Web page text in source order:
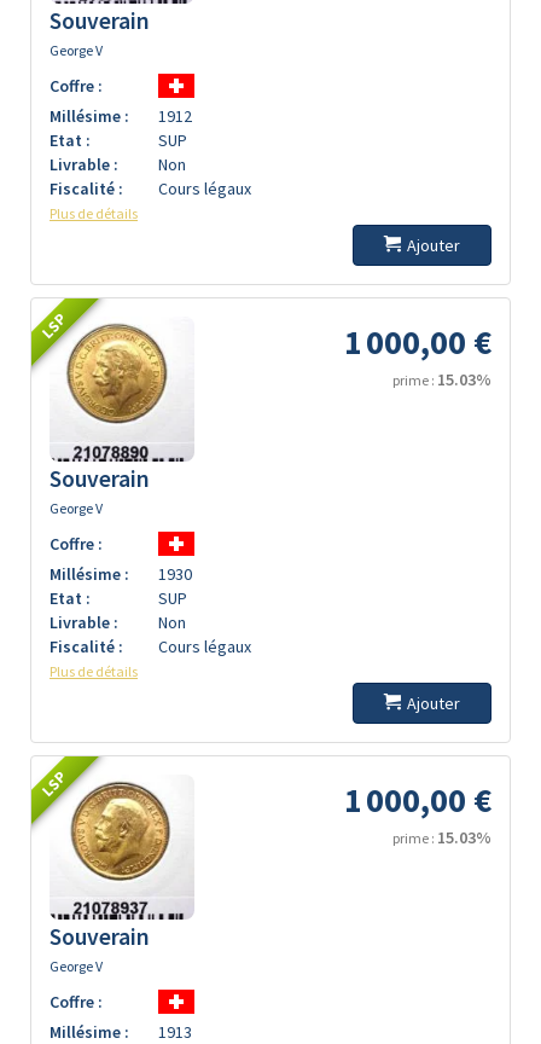
Souverain
George V
Coffre :
Millésime :
1912
Etat :
SUP
Livrable :
Non
Fiscalité :
Cours légaux
Plus de détails
Ajouter
LSP 1 000,00 €
prime : 15.03%
Souverain
George V
Coffre :
Millésime :
1930
Etat :
SUP
Livrable :
Non
Fiscalité :
Cours légaux
Plus de détails
Ajouter
LSP 1 000,00 €
prime : 15.03%
Souverain
George V
Coffre :
Millésime :
1913